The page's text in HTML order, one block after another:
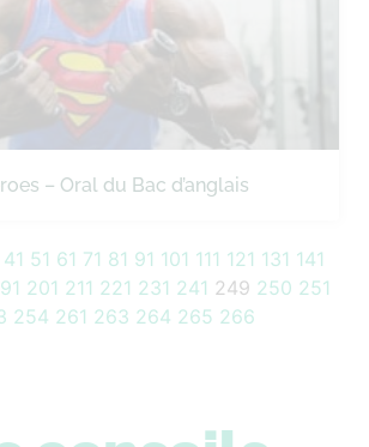
– Oral du Bac d’anglais
41 51 61 71 81 91 101 111 121 131 141
201 211 221 231 241 249 250 251
254 261 263 264 265 266